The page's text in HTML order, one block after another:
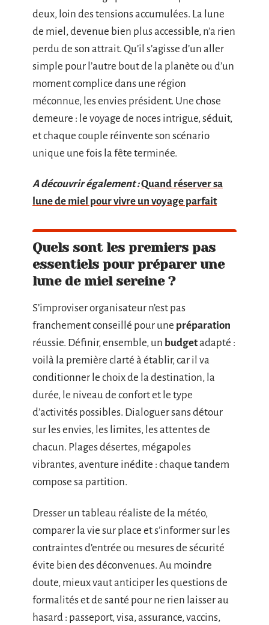
deux, loin des tensions accumulées. La lune
de miel, devenue bien plus accessible, n’a rien
perdu de son attrait. Qu’il s’agisse d’un aller
simple pour l’autre bout de la planète ou d’un
moment complice dans une région
méconnue, les envies président. Une chose
demeure : le voyage de noces intrigue, séduit,
et chaque couple réinvente son scénario
unique une fois la fête terminée.
A découvrir également :Quand réserver sa
lune de miel pour vivre un voyage parfait
Quels sont les premiers pas
essentiels pour préparer une
lune de miel sereine ?
S’improviser organisateur n’est pas
franchement conseillé pour une préparation
réussie. Définir, ensemble, un budgetadapté :
voilà la première clarté à établir, car il va
conditionner le choix de la destination, la
durée, le niveau de confort et le type
d’activités possibles. Dialoguer sans détour
sur les envies, les limites, les attentes de
chacun. Plages désertes, mégapoles
vibrantes, aventure inédite : chaque tandem
compose sa partition.
Dresser un tableau réaliste de la météo,
comparer la vie sur place et s’informer sur les
contraintes d’entrée ou mesures de sécurité
évite bien des déconvenues. Au moindre
doute, mieux vaut anticiper les questions de
formalités et de santé pour ne rien laisser au
hasard : passeport, visa, assurance, vaccins,